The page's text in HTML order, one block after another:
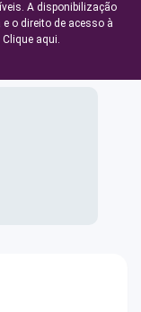
A disponibilização
o direito de acesso à
Clique aqui.